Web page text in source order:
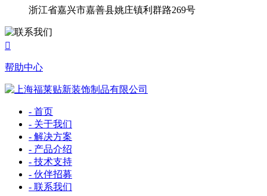
浙江省嘉兴市嘉善县姚庄镇利群路269号

帮助中心
- 首页
- 关于我们
- 解决方案
- 产品介绍
- 技术支持
- 伙伴招募
- 联系我们